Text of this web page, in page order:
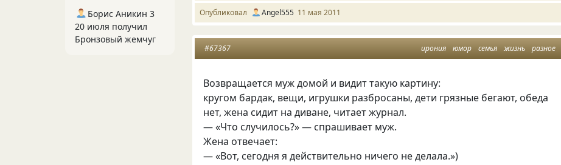
Опубликовал Аngel555 11 мая 2011
ирония юмор семья жизнь разное
#67367
Возвращается муж домой и видит такую картину:
кругом бардак, вещи, игрушки разбросаны, дети грязные бегают, обеда
нет, жена сидит на диване, читает журнал.
— «Что случилось?» — спрашивает муж.
Жена отвечает:
— «Вот, сегодня я действительно ничего не делала.»)
Борис Аникин 3
20 июля получил
Бронзовый жемчуг